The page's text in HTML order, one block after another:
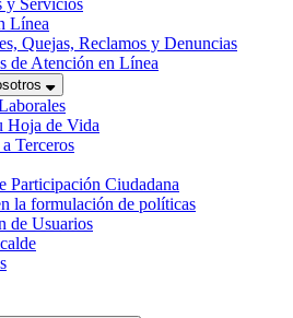
y Servicios
Línea
Quejas, Reclamos y Denuncias
de Atención en Línea
Hoja de Vida
Terceros
Participación Ciudadana
la formulación de políticas
de Usuarios